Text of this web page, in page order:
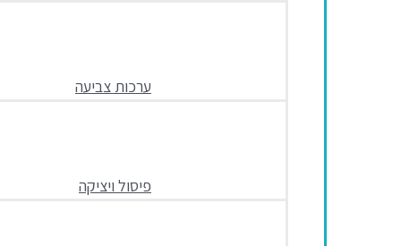
ערכות צביעה
פיסול ויציקה